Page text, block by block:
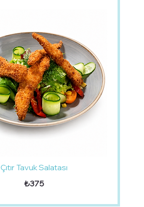
Çıtır Tavuk Salatası
₺375